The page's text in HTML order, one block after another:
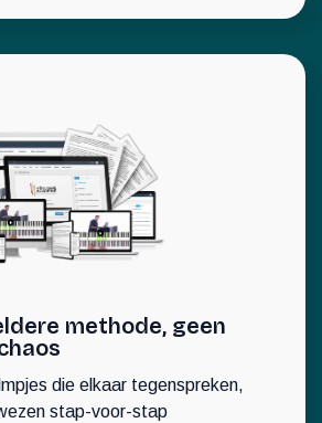
methode, geen
die elkaar tegenspreken,
stap-voor-stap